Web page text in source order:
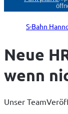
S-Bahn
Neue
wenn
Unser Team